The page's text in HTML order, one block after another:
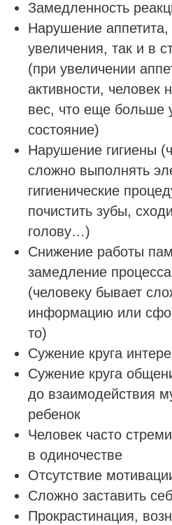
Замедленность
Нарушение аппетита,
увеличения, так и в
(при увеличении
активности, человек
вес, что еще больше
состояние)
Нарушение гигиены
сложно выполнять
гигиенические
почистить зубы,
голову…)
Снижение работы
замедление
(человеку бывает
информацию или
то)
Сужение круга
Сужение круга
до взаимодействия
ребенок
Человек часто
в одиночестве
Отсутствие
Сложно заставить
Прокрастинация,